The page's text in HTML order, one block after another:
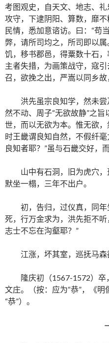
考图观史，自天文、地志、
攻守，下逮阴阳、算数，靡不
民情，悉加意谘访。曰：“苟
弊，请所司均之，所司即以
饥，移书郡邑，得粟数十石，
主者失措，为画策战守，寇
召，欲挽之出，严嵩以同乡故
洪先虽宗良知学，然未
然不动、周子“无欲故静”之
世，而以无欲为本。惟无欲
时王畿谓良知自然，不假纤
良知者耶？”虽与石畿交好，
山中有石洞，旧为虎穴，
默坐一榻，三年不出户。
初，告归，过仪真，同
死，行万金求为，洪先拒不
志士不忘在沟壑耶？”
江涨，坏其室，巡抚马森
隆庆初（1567-1572）
文庄。（按：应为“恭”，《
“恭”）。